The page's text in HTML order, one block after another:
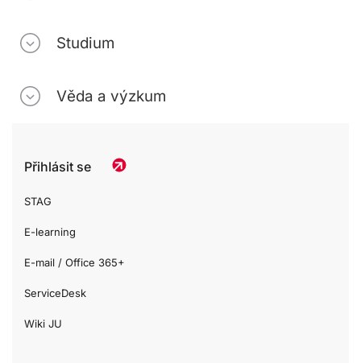
Studium
Věda a výzkum
Přihlásit se
STAG
E-learning
E-mail / Office 365+
ServiceDesk
Wiki JU